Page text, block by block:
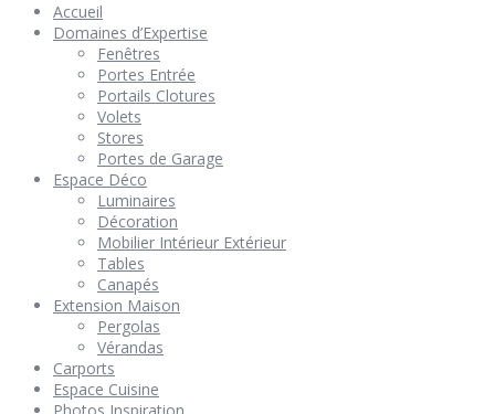
Accueil
Domaines d’Expertise
Fenêtres
Portes Entrée
Portails Clotures
Volets
Stores
Portes de Garage
Espace Déco
Luminaires
Décoration
Mobilier Intérieur Extérieur
Tables
Canapés
Extension Maison
Pergolas
Vérandas
Carports
Espace Cuisine